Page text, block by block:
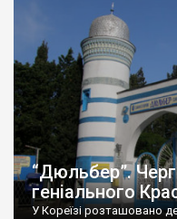
“Дюльбер”.
геніального
У Кореїзі розташовано